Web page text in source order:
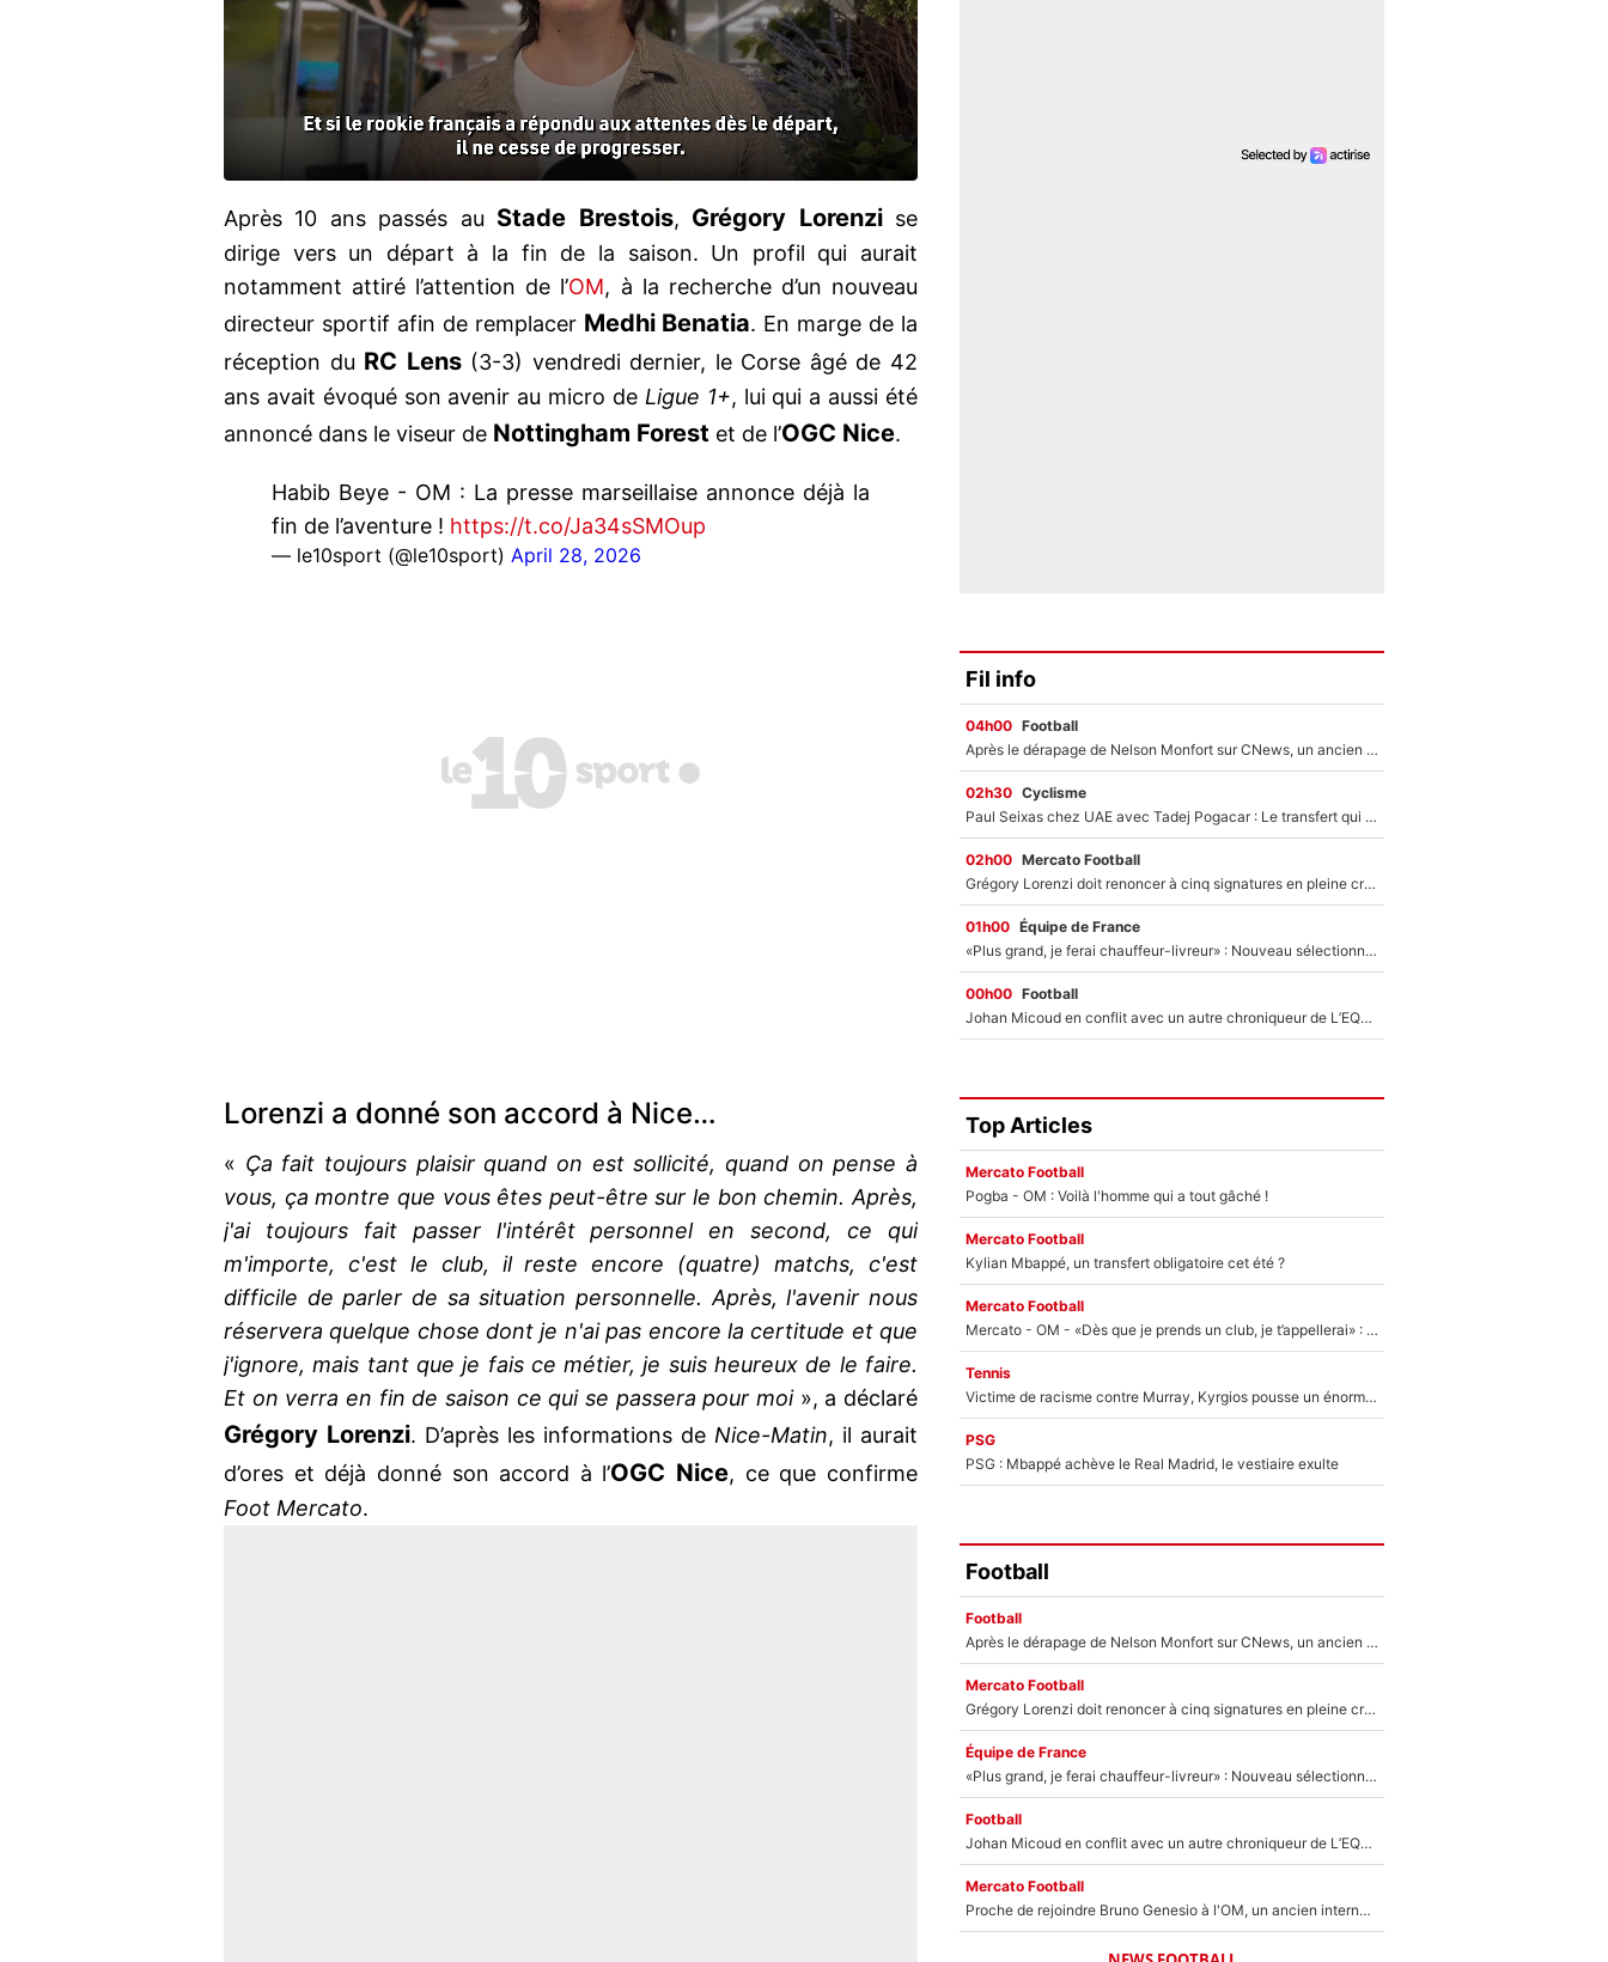
Après 10 ans passés au Stade Brestois, Grégory Lorenzi se
dirige vers un départ à la fin de la saison. Un profil qui aurait
notamment attiré l’attention de l’OM, à la recherche d’un nouveau
directeur sportif afin de remplacer Medhi Benatia. En marge de la
réception du RC Lens(3-3) vendredi dernier, le Corse âgé de 42
ans avait évoqué son avenir au micro de Ligue 1+, lui qui a aussi été
annoncé dans le viseur de Nottingham Forest et de l’OGC Nice.
Habib Beye - OM : La presse marseillaise annonce déjà la
fin de l’aventure ! https://t.co/Ja34sSMOup
— le10sport (@le10sport) April 28, 2026
Lorenzi a donné son accord à Nice…
« Ça fait toujours plaisir quand on est sollicité, quand on pense à
vous, ça montre que vous êtes peut-être sur le bon chemin. Après,
j'ai toujours fait passer l'intérêt personnel en second, ce qui
m'importe, c'est le club, il reste encore (quatre) matchs, c'est
difficile de parler de sa situation personnelle. Après, l'avenir nous
réservera quelque chose dont je n'ai pas encore la certitude et que
j'ignore, mais tant que je fais ce métier, je suis heureux de le faire.
Et on verra en fin de saison ce qui se passera pour moi », a déclaré
Grégory Lorenzi. D’après les informations de Nice-Matin, il aurait
d’ores et déjà donné son accord à l’OGC Nice, ce que confirme
Foot Mercato.
Fil info
04h00 Football
Après le dérapage de Nelson Monfort sur CNews, un ancien journaliste de France Télévisions relance la polémique sur les incendies en Gironde
02h30 Cyclisme
Paul Seixas chez UAE avec Tadej Pogacar : Le transfert qui effraie le peloton, «c’est la pire des choses qui puisse arriver»
02h00 Mercato Football
Grégory Lorenzi doit renoncer à cinq signatures en pleine crise financière : L’IA propose sept noms à l’OM pour un mercato réussi... à seulement 5M€ !
01h00 Équipe de France
«Plus grand, je ferai chauffeur-livreur» : Nouveau sélectionneur des Bleus, Zinédine Zidane s’était imaginé un avenir très différent lorsqu'il était enfant
00h00 Football
Johan Micoud en conflit avec un autre chroniqueur de L’EQUIPE du Soir : «Pendant un moment, je ne les ai pas remis ensemble dans l'émission»
Top Articles
Mercato Football
Pogba - OM : Voilà l'homme qui a tout gâché !
Mercato Football
Kylian Mbappé, un transfert obligatoire cet été ?
Mercato Football
Mercato - OM - «Dès que je prends un club, je t’appellerai» : La promesse de Marcelino au moment de claquer la porte
Tennis
Victime de racisme contre Murray, Kyrgios pousse un énorme coup de gueule !
PSG
PSG : Mbappé achève le Real Madrid, le vestiaire exulte
Football
Football
Après le dérapage de Nelson Monfort sur CNews, un ancien journaliste de France Télévisions relance la polémique sur les incendies en Gironde
Mercato Football
Grégory Lorenzi doit renoncer à cinq signatures en pleine crise financière : L’IA propose sept noms à l’OM pour un mercato réussi... à seulement 5M€ !
Équipe de France
«Plus grand, je ferai chauffeur-livreur» : Nouveau sélectionneur des Bleus, Zinédine Zidane s’était imaginé un avenir très différent lorsqu'il était enfant
Football
Johan Micoud en conflit avec un autre chroniqueur de L’EQUIPE du Soir : «Pendant un moment, je ne les ai pas remis ensemble dans l'émission»
Mercato Football
Proche de rejoindre Bruno Genesio à l'OM, un ancien international français va finalement débarquer... sur RMC !